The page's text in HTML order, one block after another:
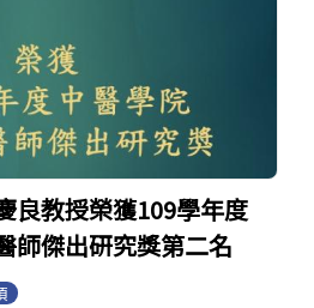
良教授榮獲109學年度
師傑出研究獎第二名